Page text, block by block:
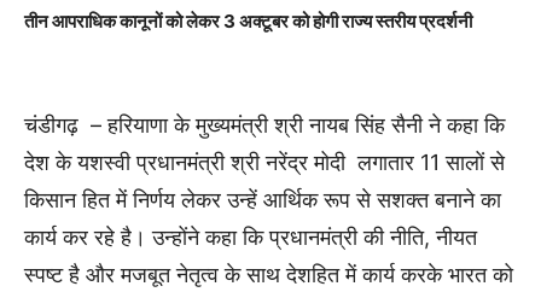
तीन आपराधिक कानूनों को लेकर 3 अक्टूबर को होगी राज्य स्तरीय प्रदर्शनी
चंडीगढ़ – हरियाणा के मुख्यमंत्री श्री नायब सिंह सैनी ने कहा कि
देश के यशस्वी प्रधानमंत्री श्री नरेंद्र मोदी लगातार 11 सालों से
किसान हित में निर्णय लेकर उन्हें आर्थिक रूप से सशक्त बनाने का
कार्य कर रहे है। उन्होंने कहा कि प्रधानमंत्री की नीति, नीयत
स्पष्ट है और मजबूत नेतृत्व के साथ देशहित में कार्य करके भारत को